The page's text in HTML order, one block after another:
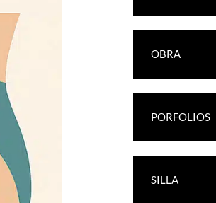
OBRA
PORFOLIOS
SILLA